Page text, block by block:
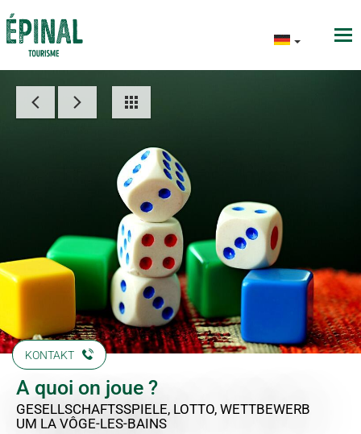
KONTAKT
A quoi on joue ?
GESELLSCHAFTSSPIELE, LOTTO, WETTBEWERB
UM LA VÔGE-LES-BAINS